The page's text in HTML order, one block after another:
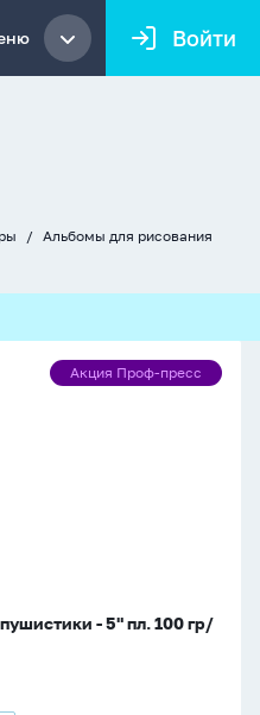
Войти
Альбомы для рисования
- 5" пл. 100 гр/
Акция
Акция Проф-пресс